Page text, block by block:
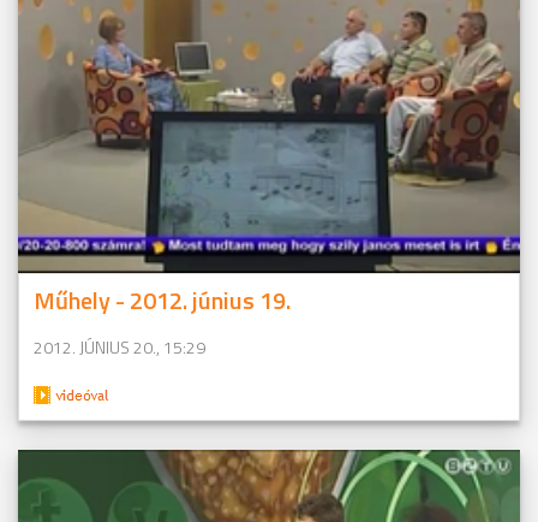
Műhely - 2012. június 19.
2012. JÚNIUS 20., 15:29